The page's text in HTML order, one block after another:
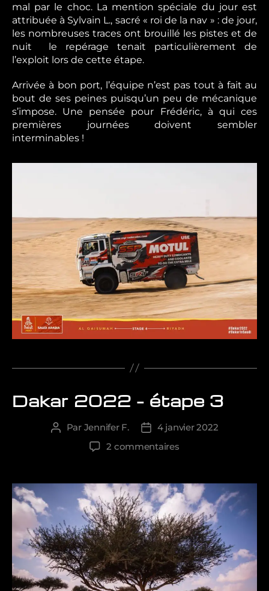
mal par le choc. La mention spéciale du jour est
attribuée à Sylvain L., sacré « roi de la nav » : de jour,
les nombreuses traces ont brouillé les pistes et de
nuit le repérage tenait particulièrement de
l’exploit lors de cette étape.
Arrivée à bon port, l’équipe n’est pas tout à fait au
bout de ses peines puisqu’un peu de mécanique
s’impose. Une pensée pour Frédéric, à qui ces
premières journées doivent sembler
interminables !
Catégories
Dakar 2022 – étape 3
Auteur
Par Jennifer F.
Date4 janvier 2022
2 commentairessur
–
étape
3